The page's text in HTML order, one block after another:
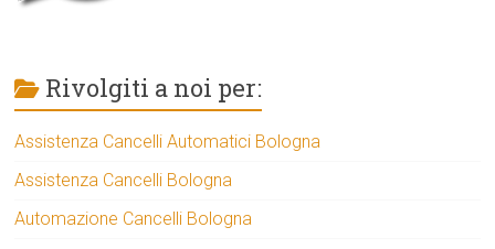
Rivolgiti a noi per:
Assistenza Cancelli Automatici Bologna
Assistenza Cancelli Bologna
Automazione Cancelli Bologna